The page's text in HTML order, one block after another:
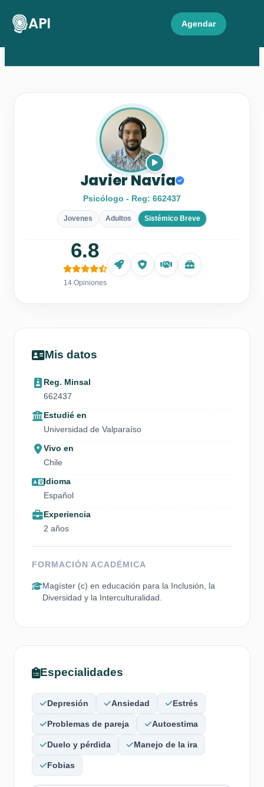
API Agendar
Javier Navia
Psicólogo - Reg: 662437
Jovenes Adultos Sistémico Breve
6.8
14 Opiniones
Mis datos
Reg. Minsal
662437
Estudié en
Universidad de Valparaíso
Vivo en
Chile
Idioma
Español
Experiencia
2 años
FORMACIÓN ACADÉMICA
Magíster (c) en educación para la Inclusión, la
Diversidad y la Interculturalidad.
Especialidades
Depresión Ansiedad Estrés
Problemas de pareja Autoestima
Duelo y pérdida Manejo de la ira
Fobias